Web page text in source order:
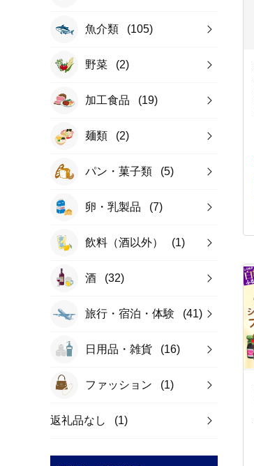
魚介類 (105)
野菜 (2)
加工食品 (19)
麺類 (2)
パン・菓子類 (5)
卵・乳製品 (7)
飲料（酒以外） (1)
酒 (32)
旅行・宿泊・体験 (41)
日用品・雑貨 (16)
ファッション (1)
返礼品なし (1)